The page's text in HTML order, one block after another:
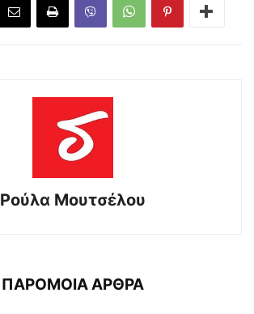
Ρούλα Μουτσέλου
ΠΑΡΟΜΟΙΑ ΑΡΘΡΑ